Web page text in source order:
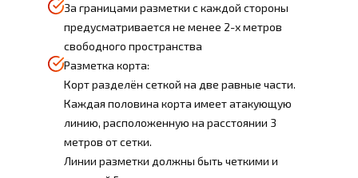
За границами разметки с каждой стороны
предусматривается не менее 2-х метров
свободного пространства
Разметка корта:
Корт разделён сеткой на две равные части.
Каждая половина корта имеет атакующую
линию, расположенную на расстоянии 3
метров от сетки.
Линии разметки должны быть четкими и